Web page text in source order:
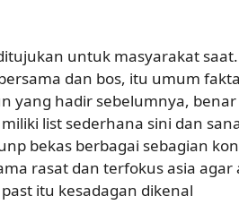
untuk masyarakat
dan bos, itu umum
yang hadir sebelumnya,
list sederhana sini dan
bekas berbagai sebagian
rasat dan terfokus asia agar
itu kesadagan dikenal